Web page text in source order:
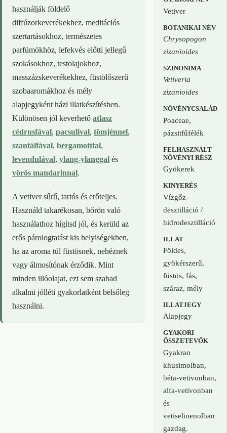
használják földelő
diffúzorkeverékekhez, meditációs
szertartásokhoz, természetes
parfümökhöz, lefekvés előtti jellegű
szokásokhoz, testolajokhoz,
masszázskeverékekhez, füstölőszerű
szobaaromákhoz és mély
alapjegyként házi illatkészítésben.
Különösen jól keverhető atlasz
cédrusfával, pacsulival, tömjénnel,
szantálfával, bergamotttal,
levendulával, ylang-ylanggal és
vörös mandarinnal.
A vetiver sűrű, tartós és erőteljes.
Használd takarékosan, bőrön való
használathoz hígítsd jól, és kerüld az
erős párologtatást kis helyiségekben,
ha az aroma túl füstösnek, nehéznek
vagy álmosítónak érződik. Mint
minden illóolajat, ezt sem szabad
alkalmi jólléti gyakorlatként belsőleg
használni.
Vetiver
BOTANIKAI NÉV
Chrysopogon
zizanioides
SZINONIMA
Vetiveria
zizanioides
NÖVÉNYCSALÁD
Poaceae,
pázsitfűfélék
FELHASZNÁLT
NÖVÉNYI RÉSZ
Gyökerek
KINYERÉS
Vízgőz-
desztilláció /
hidrodesztilláció
ILLAT
Földes,
gyökérszerű,
füstös, fás,
száraz, mély
ILLATJEGY
Alapjegy
GYAKORI
ÖSSZETEVŐK
Gyakran
khusimolban,
béta-vetivonban,
alfa-vetivonban
és
vetiselinenolban
gazdag.